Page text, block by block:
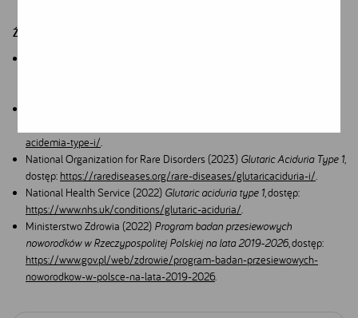
Źródła:
acidemia-type-i/.
National Organization for Rare Disorders (2023) Glutaric Aciduria Type 1,
dostęp: https://rarediseases.org/rare-diseases/glutaricaciduria-i/.
National Health Service (2022) Glutaric aciduria type 1, dostęp:
https://www.nhs.uk/conditions/glutaric-aciduria/.
Ministerstwo Zdrowia (2022) Program badan przesiewowych
noworodków w Rzeczypospolitej Polskiej na lata 2019-2026, dostęp:
https://www.gov.pl/web/zdrowie/program-badan-przesiewowych-
noworodkow-w-polsce-na-lata-2019-2026.
Google
YouTube
Facebook